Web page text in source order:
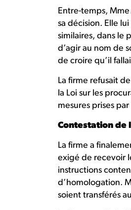
Entre-temps,
sa décision. Elle
similaires, dans le
d’agir au nom de
de croire qu’il
La firme refusait
la Loi sur les
mesures prises
Contestation de
La firme a
exigé de recevoir
instructions
d’homologation.
soient transférés